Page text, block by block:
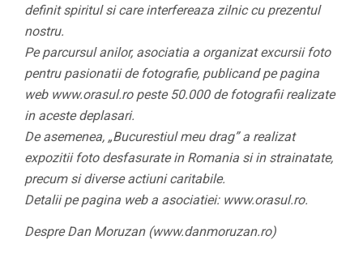
definit spiritul si care interfereaza zilnic cu prezentul
nostru.
Pe parcursul anilor, asociatia a organizat excursii foto
pentru pasionatii de fotografie, publicand pe pagina
web www.orasul.ro peste 50.000 de fotografii realizate
in aceste deplasari.
De asemenea, „Bucurestiul meu drag” a realizat
expozitii foto desfasurate in Romania si in strainatate,
precum si diverse actiuni caritabile.
Detalii pe pagina web a asociatiei: www.orasul.ro.
Despre Dan Moruzan (www.danmoruzan.ro)